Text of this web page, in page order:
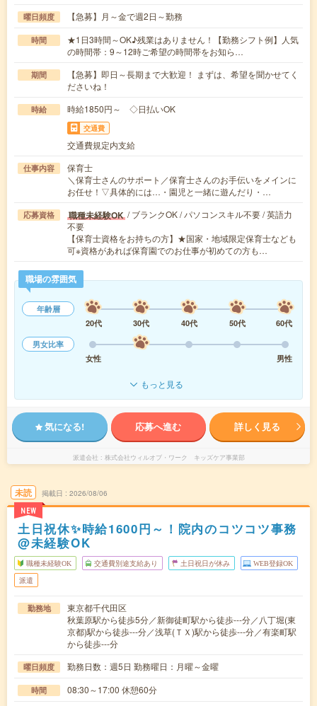
曜日頻度 【急募】月～金で週2日～勤務
時間
★1日3時間～OK♪残業はありません！【勤務シフト例】人気
の時間帯：9～12時ご希望の時間帯をお知ら…
期間
【急募】即日～長期まで大歓迎！ まずは、希望を聞かせてく
ださいね！
時給 時給1850円～ ◇日払いOK
交通費
交通費規定内支給
仕事内容
保育士
＼保育士さんのサポート／保育士さんのお手伝いをメインに
お任せ！▽具体的には…・園児と一緒に遊んだり・…
応募資格 職種未経験OK / ブランクOK / パソコンスキル不要 / 英語力
不要
【保育士資格をお持ちの方】★国家・地域限定保育士なども
可※資格があれば保育園でのお仕事が初めての方も…
職場の雰囲気
年齢層
20代
30代 40代 50代
60代
男女比率
女性
男性
もっと見る
気になる! 応募へ進む 詳しく見る
派遣会社 株式会社ウィルオブ・ワーク キッズケア事業部
未読
NEW
掲載日 2026/08/06
土日祝休✨時給1600円～！院内のコツコツ事務
@未経験OK
職種未経験OK 交通費別途支給あり 土日祝日が休み WEB登録OK
派遣
勤務地
東京都千代田区
秋葉原駅から徒歩5分／新御徒町駅から徒歩---分／八丁堀(東
京都)駅から徒歩---分／浅草(ＴＸ)駅から徒歩---分／有楽町駅
から徒歩---分
曜日頻度 勤務日数：週5日 勤務曜日：月曜～金曜
時間 08:30～17:00 休憩60分